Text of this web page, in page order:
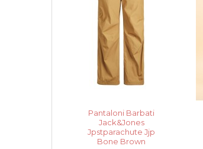
Pantaloni Barbati
Jack&Jones
Jpstparachute Jjp
Bone Brown